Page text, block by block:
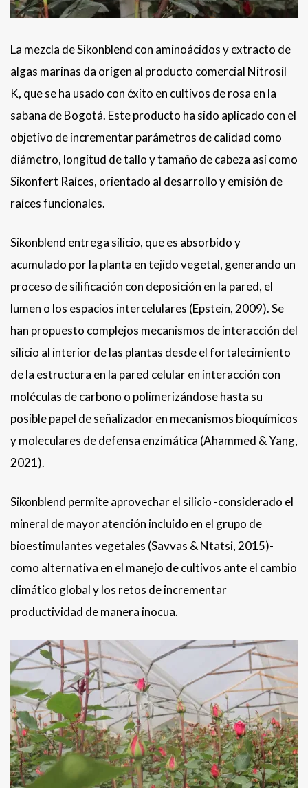
La mezcla de Sikonblend con aminoácidos y extracto de
algas marinas da origen al producto comercial Nitrosil
K, que se ha usado con éxito en cultivos de rosa en la
sabana de Bogotá. Este producto ha sido aplicado con el
objetivo de incrementar parámetros de calidad como
diámetro, longitud de tallo y tamaño de cabeza así como
Sikonfert Raíces, orientado al desarrollo y emisión de
raíces funcionales.
Sikonblend entrega silicio, que es absorbido y
acumulado por la planta en tejido vegetal, generando un
proceso de silificación con deposición en la pared, el
lumen o los espacios intercelulares (Epstein, 2009). Se
han propuesto complejos mecanismos de interacción del
silicio al interior de las plantas desde el fortalecimiento
de la estructura en la pared celular en interacción con
moléculas de carbono o polimerizándose hasta su
posible papel de señalizador en mecanismos bioquímicos
y moleculares de defensa enzimática (Ahammed & Yang,
2021).
Sikonblend permite aprovechar el silicio -considerado el
mineral de mayor atención incluido en el grupo de
bioestimulantes vegetales (Savvas & Ntatsi, 2015)-
como alternativa en el manejo de cultivos ante el cambio
climático global y los retos de incrementar
productividad de manera inocua.